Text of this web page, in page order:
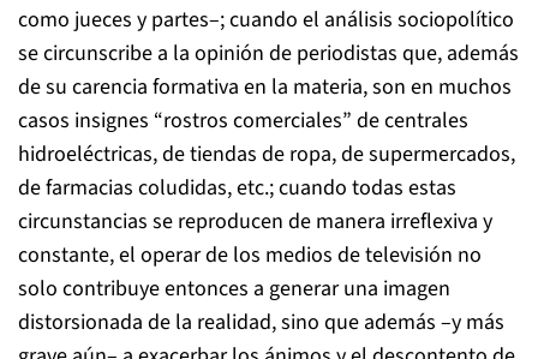
como jueces y partes–; cuando el análisis sociopolítico
se circunscribe a la opinión de periodistas que, además
de su carencia formativa en la materia, son en muchos
casos insignes “rostros comerciales” de centrales
hidroeléctricas, de tiendas de ropa, de supermercados,
de farmacias coludidas, etc.; cuando todas estas
circunstancias se reproducen de manera irreflexiva y
constante, el operar de los medios de televisión no
solo contribuye entonces a generar una imagen
distorsionada de la realidad, sino que además –y más